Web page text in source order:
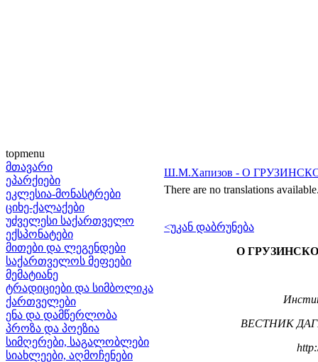
topmenu
მთავარი
ეპარქიები
ეკლესია-მონასტრები
ციხე-ქალაქები
უძველესი საქართველო
ექსპონატები
მითები და ლეგენდები
საქართველოს მეფეები
მემატიანე
ტრადიციები და სიმბოლიკა
ქართველები
ენა და დამწერლობა
პროზა და პოეზია
სიმღერები, საგალობლები
სიახლეები, აღმოჩენები
Ш.М.Хапизов - О
There are no translations
<უკან დაბრუნება
О
ВЕСТНИК